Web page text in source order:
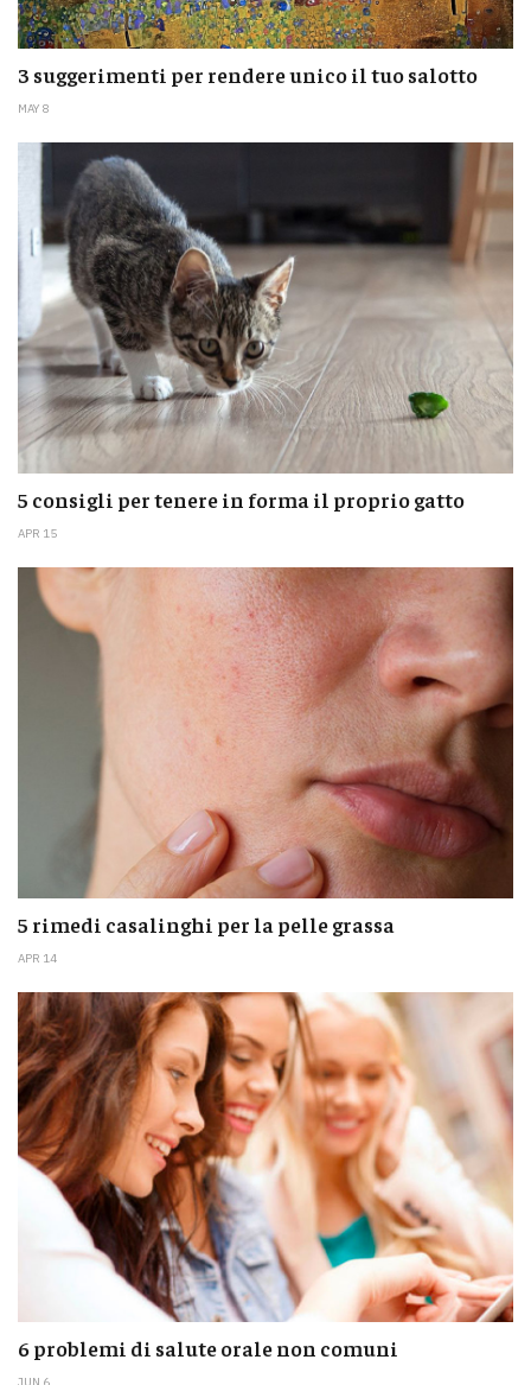
3 suggerimenti per rendere unico il tuo salotto
MAY 8
5 consigli per tenere in forma il proprio gatto
APR 15
5 rimedi casalinghi per la pelle grassa
APR 14
6 problemi di salute orale non comuni